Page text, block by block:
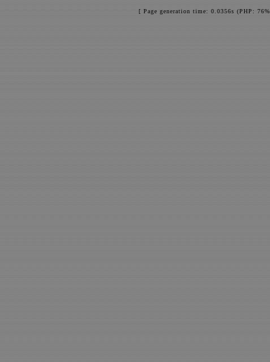
[ Page generation time: 0.0356s (PHP: